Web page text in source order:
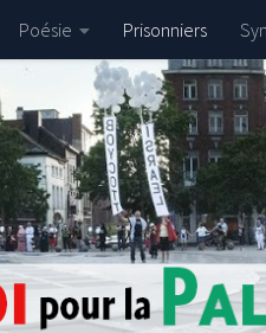
Poésie Prisonniers